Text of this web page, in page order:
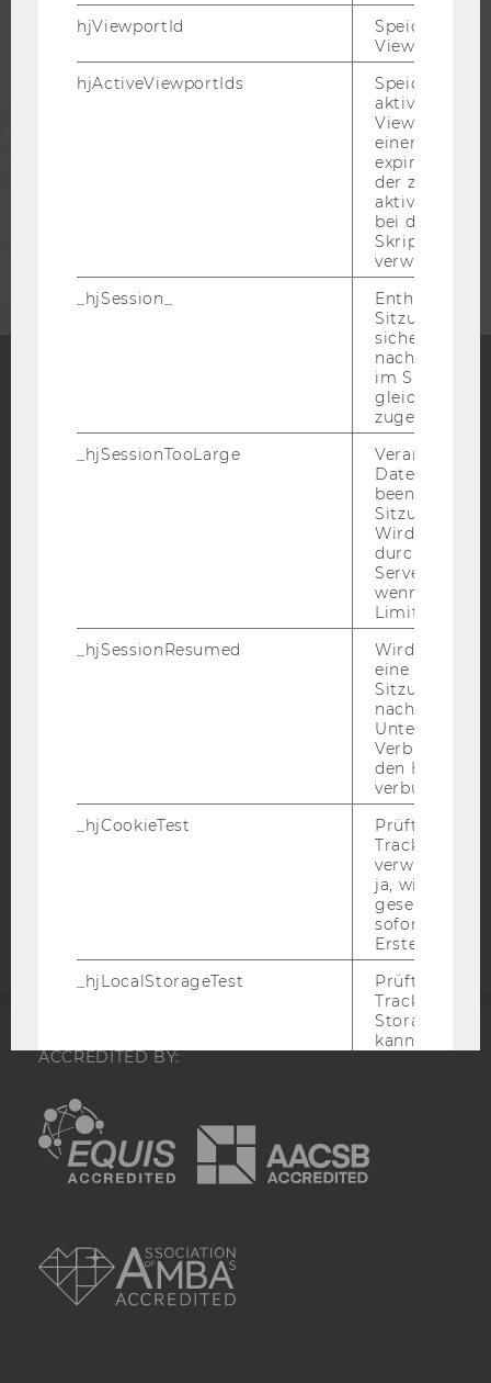
Blog
Bluesky
IMPRESSUM
BARRIEREFREIHEITSERKLÄRUNG WEBSEITE
DATENSCHUTZERKLÄRUNG SOCIAL MEDIA
STUDIENBEWERBER*INNEN UND STUDIERENDE
COOKIE EINSTELLUNGEN
Barrierefreiheitserklärung
ACCREDITED BY:
EQUIS
hjViewportId
Speichert
Viewport-
hjActiveViewportIds
Speichert die
aktiven
Viewports.
einen
der zur
aktiver
bei der
verwendet
_hjSession_
Enthält die
sicher, dass
im
gleichen
zugeordnet
_hjSessionTooLarge
Veranlasst
beenden,
Sitzung zu
Wird
durch ein
Servers
wenn die
Limit
_hjSessionResumed
Wird gesetzt,
eine
Sitzung/
nach einer
Verbindung
den Hotjar-
verbunden
_hjCookieTest
Prüft, ob der
Tracking
verwenden
ja, wird ein
gesetzt. Wird
sofort nach
Erstellung
_hjLocalStorageTest
Prüft, ob der
Tracking
Storage
kann. Wenn